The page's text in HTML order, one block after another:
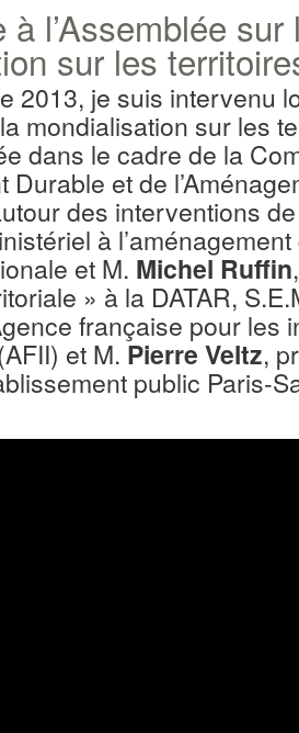
à l’Assemblée sur
sur les
2013, je suis intervenu
mondialisation sur les
dans le cadre de la
Durable et de
des interventions
à
et M. Michel Ruffin
» à la DATAR,
française pour les
et M.Pierre Veltz,
public Paris-